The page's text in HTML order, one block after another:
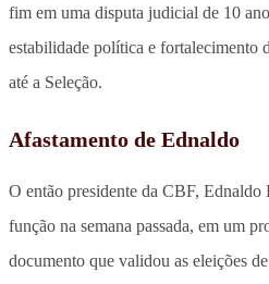
fim em uma disputa judicial de 10
estabilidade política e fortalecimento
até a Seleção.
Afastamento de Ednaldo
O então presidente da CBF, Ednaldo
função na semana passada, em um
documento que validou as eleições